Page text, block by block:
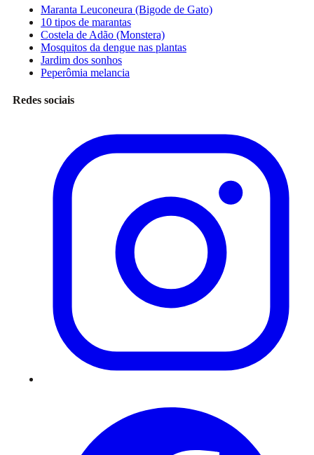
Maranta Leuconeura (Bigode de Gato)
10 tipos de marantas
Costela de Adão (Monstera)
Mosquitos da dengue nas plantas
Jardim dos sonhos
Peperômia melancia
Redes sociais